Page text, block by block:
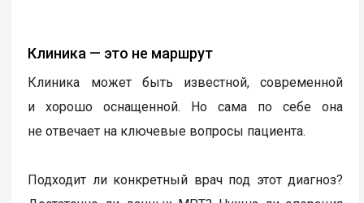
Клиника — это не маршрут
Клиника может быть известной, современной
и хорошо оснащенной. Но сама по себе она
не отвечает на ключевые вопросы пациента.
Подходит ли конкретный врач под этот диагноз?